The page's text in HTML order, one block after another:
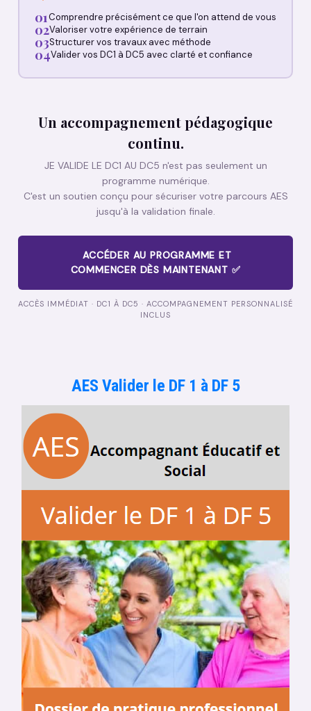
01Comprendre précisément ce que l'on attend de vous
02Valoriser votre expérience de terrain
03Structurer vos travaux avec méthode
04Valider vos DC1 à DC5 avec clarté et confiance
Un accompagnement pédagogique
continu.
JE VALIDE LE DC1 AU DC5 n'est pas seulement un
programme numérique.
C'est un soutien conçu pour sécuriser votre parcours AES
jusqu'à la validation finale.
ACCÉDER AU PROGRAMME ET
COMMENCER DÈS MAINTENANT ✅
ACCÈS IMMÉDIAT · DC1 À DC5 · ACCOMPAGNEMENT PERSONNALISÉ
INCLUS
AES Valider le DF 1 à DF 5